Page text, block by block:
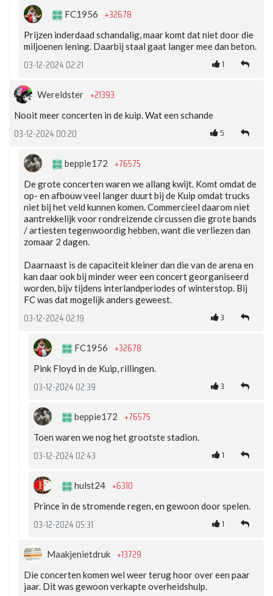
FC1956 +32678
Prijzen inderdaad schandalig, maar komt dat niet door die
miljoenen lening. Daarbij staal gaat langer mee dan beton.
03-12-2024 02:21 1
Wereldster +21393
Nooit meer concerten in de kuip. Wat een schande
03-12-2024 00:20 5
beppie172 +76575
De grote concerten waren we allang kwijt. Komt omdat de
op- en afbouw veel langer duurt bij de Kuip omdat trucks
niet bij het veld kunnen komen. Commercieel daarom niet
aantrekkelijk voor rondreizende circussen die grote bands
/ artiesten tegenwoordig hebben, want die verliezen dan
zomaar 2 dagen.
Daarnaast is de capaciteit kleiner dan die van de arena en
kan daar ook bij minder weer een concert georganiseerd
worden, bijv tijdens interlandperiodes of winterstop. Bij
FC was dat mogelijk anders geweest.
03-12-2024 02:19 3
FC1956 +32678
Pink Floyd in de Kuip, rillingen.
03-12-2024 02:39 3
beppie172 +76575
Toen waren we nog het grootste stadion.
03-12-2024 02:43 1
hulst24 +6310
Prince in de stromende regen, en gewoon door spelen.
03-12-2024 05:31 1
Maakjenietdruk +13729
Die concerten komen wel weer terug hoor over een paar
jaar. Dit was gewoon verkapte overheidshulp.